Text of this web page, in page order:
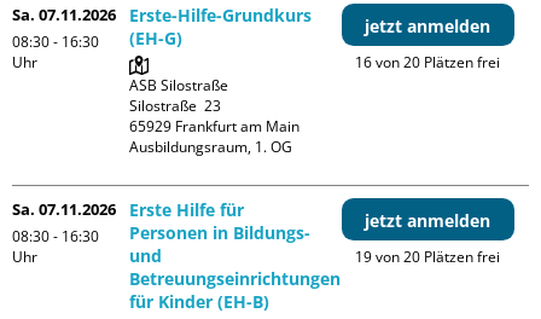
Sa. 07.11.2026
08:30 - 16:30
Uhr
Erste-Hilfe-Grundkurs
(EH-G)
ASB Silostraße
Silostraße  23
65929 Frankfurt am Main
Ausbildungsraum, 1. OG
jetzt anmelden
16 von 20 Plätzen frei
Sa. 07.11.2026
08:30 - 16:30
Uhr
Erste Hilfe für
Personen in Bildungs-
und
Betreuungseinrichtungen
für Kinder (EH-B)
jetzt anmelden
19 von 20 Plätzen frei